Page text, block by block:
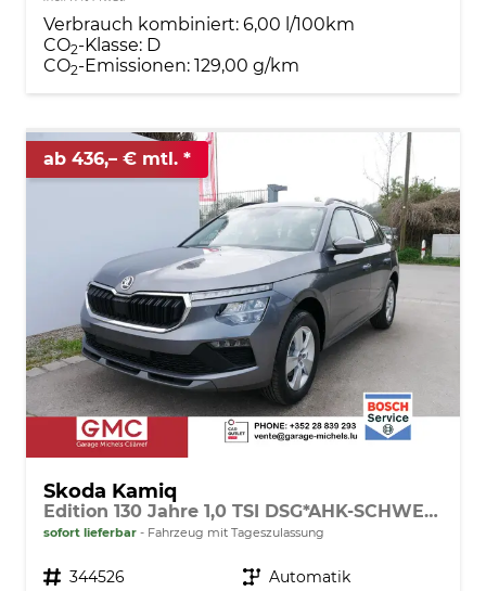
Verbrauch kombiniert: 6,00 l/100km
CO2-Klasse: D
CO2-Emissionen: 129,00 g/km
ab 436,– € mtl.
Skoda Kamiq
Edition 130 Jahre 1,0 TSI DSG*AHK-SCHWENKBAR*PDC-HI*KAMERA*LED*SHZ*TEMPOMAT
sofort lieferbar Fahrzeug mit Tageszulassung
Fahrzeugnr. 344526 Getriebe Automatik